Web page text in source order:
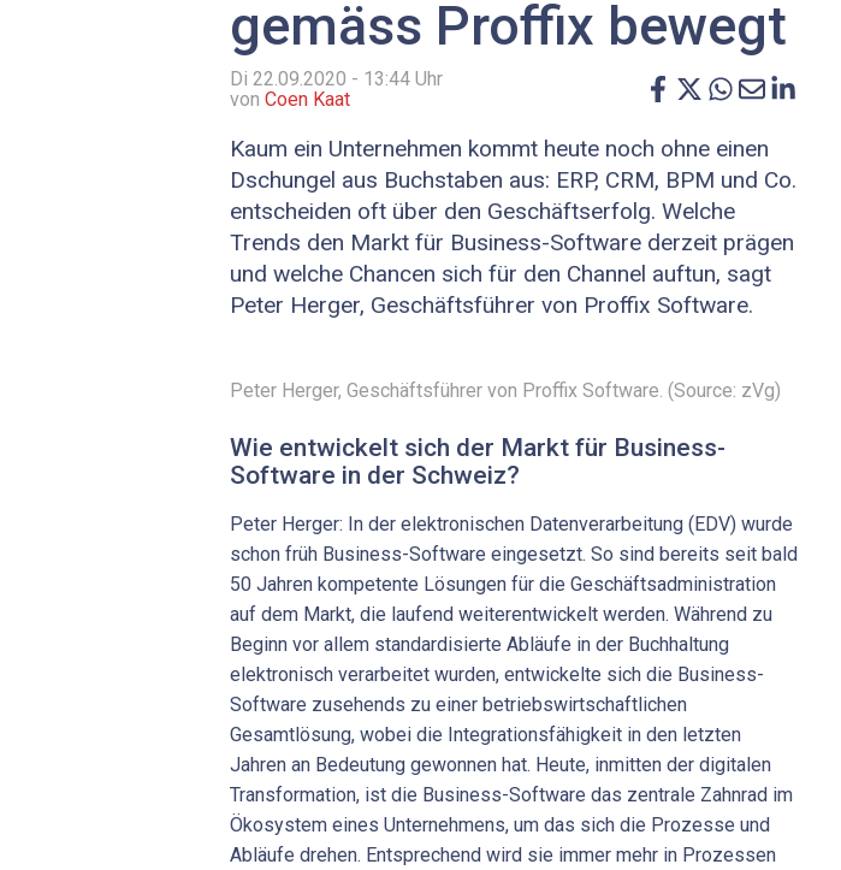
gemäss Proffix bewegt
Di 22.09.2020 - 13:44 Uhr
von Coen Kaat
Kaum ein Unternehmen kommt heute noch ohne einen
Dschungel aus Buchstaben aus: ERP, CRM, BPM und Co.
entscheiden oft über den Geschäftserfolg. Welche
Trends den Markt für Business-Software derzeit prägen
und welche Chancen sich für den Channel auftun, sagt
Peter Herger, Geschäftsführer von Proffix Software.
Peter Herger, Geschäftsführer von Proffix Software. (Source: zVg)
Wie entwickelt sich der Markt für Business-
Software in der Schweiz?
Peter Herger: In der elektronischen Datenverarbeitung (EDV) wurde
schon früh Business-Software eingesetzt. So sind bereits seit bald
50 Jahren kompetente Lösungen für die Geschäftsadministration
auf dem Markt, die laufend weiterentwickelt werden. Während zu
Beginn vor allem standardisierte Abläufe in der Buchhaltung
elektronisch verarbeitet wurden, entwickelte sich die Business-
Software zusehends zu einer betriebswirtschaftlichen
Gesamtlösung, wobei die Integrationsfähigkeit in den letzten
Jahren an Bedeutung gewonnen hat. Heute, inmitten der digitalen
Transformation, ist die Business-Software das zentrale Zahnrad im
Ökosystem eines Unternehmens, um das sich die Prozesse und
Abläufe drehen. Entsprechend wird sie immer mehr in Prozessen